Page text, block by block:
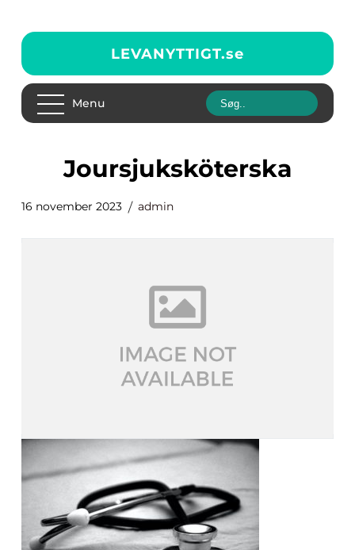
LEVANYTTIGT.se
Menu
joursjuksköterska
16 november 2023 admin